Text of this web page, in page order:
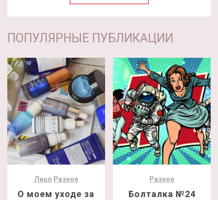
ПОПУЛЯРНЫЕ ПУБЛИКАЦИИ
Лицо Разное
О моем уходе за
Разное
Болталка №24